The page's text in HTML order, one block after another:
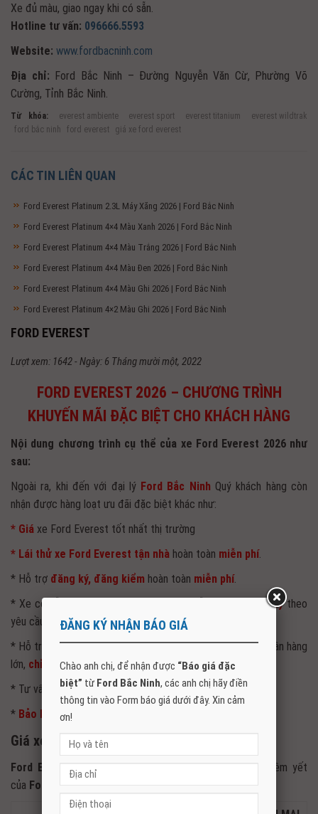
Xe đủ màu, giao ngay khi có sẵn.
Hotline tư vấn: 096666.5593
Website: www.fordbacninh.com
Địa chỉ: Ford Bắc Ninh – Đường Nguyễn Văn Cừ, Phường Võ
Cường, Tỉnh Bắc Ninh.
Từ khóa: everest ambiente everest sport everest titanium
everest wildtrak
ford bắc ninh
ford everest giá xe ford everest
CÁC TIN LIÊN QUAN
Ford Everest Platinum 2.3L Máy Xăng 2026 | Ford Bắc Ninh
Ford Everest Platinum 4×4 Màu Xanh 2026 | Ford Bắc Ninh
Ford Everest Platinum 4×4 Màu Trắng 2026 | Ford Bắc Ninh
Ford Everest Platinum 4×4 Màu Đen 2026 | Ford Bắc Ninh
Ford Everest Platinum 4×4 Màu Ghi 2026 | Ford Bắc Ninh
Ford Everest Platinum 4×2 Màu Ghi 2026 | Ford Bắc Ninh
FORD EVEREST
Lượt xem: 1642 - Ngày: 6 Tháng mười một, 2022
FORD EVEREST 2026 – CHƯƠNG TRÌNH
KHUYẾN MÃI ĐẶC BIỆT CHO KHÁCH HÀNG
Nội dung chương trình cụ thể của xe Ford Everest 2026 như
sau:
Ngoài ra, khi đến với đại lý Ford Bắc Ninh Quý khách hàng còn
nhận được hàng loạt ưu đãi đặc biệt khác như:
* Giá xe Ford Everest tốt nhất thị trường
* Lái thử xe Ford Everest tận nhà hoàn toàn miễn phí.
* Hỗ trợ đăng ký, đăng kiểm hoàn toàn miễn phí.
* Xe có sẵn,
giao ngaytheo
yêu cầu của khách hàng.
* Hỗ trợ
mua xe trả gópvới mức lãi suất ưu đãi từ các ngân hàng
lớn, chỉ cần trả trước 20%giá trị xe.
* Tư vấn
thủ tục nhanh chóng, giao xe đúng hạn.
* Bảo hànhxe, phụ tùng
Giá xe Ford Everest 2026
Ford Everest 2026hiện tại đã về đến Việt Nam. Giá niêm yết
của Ford Everest 2026như sau:
ĐĂNG KÝ NHẬN BÁO GIÁ
Chào anh chị, để nhận được “Báo giá đặc
biệt” từ Ford Bắc Ninh, các anh chị hãy điền
thông tin vào Form báo giá dưới đây. Xin cảm
ơn!